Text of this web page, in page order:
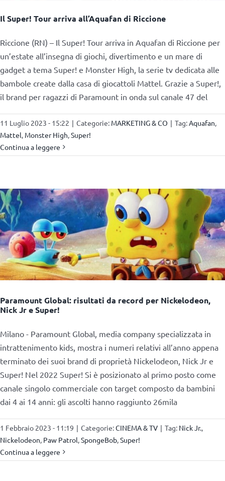
Il Super! Tour arriva all’Aquafan di Riccione
Riccione (RN) – Il Super! Tour arriva in Aquafan di Riccione per
un’estate all’insegna di giochi, divertimento e un mare di
gadget a tema Super! e Monster High, la serie tv dedicata alle
bambole create dalla casa di giocattoli Mattel. Grazie a Super!,
il brand per ragazzi di Paramount in onda sul canale 47 del
11 Luglio 2023 - 15:22 | Categorie: MARKETING & CO | Tag:Aquafan,
Mattel, Monster High,Super!
Continua a leggere
Paramount Global: risultati da record per Nickelodeon,
Nick Jr e Super!
Milano - Paramount Global, media company specializzata in
intrattenimento kids, mostra i numeri relativi all’anno appena
terminato dei suoi brand di proprietà Nickelodeon, Nick Jr e
Super! Nel 2022 Super! Si è posizionato al primo posto come
canale singolo commerciale con target composto da bambini
dai 4 ai 14 anni: gli ascolti hanno raggiunto 26mila
1 Febbraio 2023 - 11:19 | Categorie:CINEMA & TV | Tag: Nick Jr.,
Nickelodeon, Paw Patrol,SpongeBob,Super!
Continua a leggere